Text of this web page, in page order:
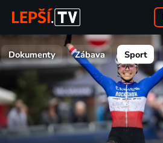
Dokumenty Zábava Sport